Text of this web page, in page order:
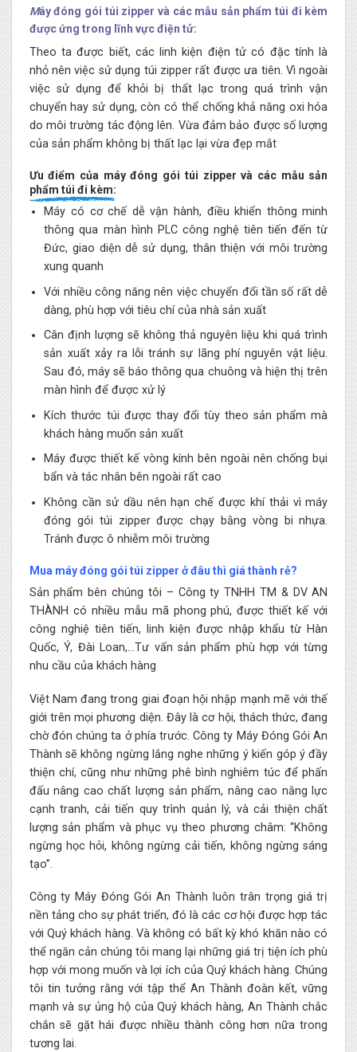
Máy đóng gói túi zipper và các mẫu sản phẩm túi đi kèm
được ứng trong lĩnh vực điện tử:
Theo ta được biết, các linh kiện điện tử có đặc tính là
nhỏ nên việc sử dụng túi zipper rất được ưa tiên. Vì ngoài
việc sử dụng để khỏi bị thất lạc trong quá trình vận
chuyển hay sử dụng, còn có thể chống khả năng oxi hóa
do môi trường tác động lên. Vừa đảm bảo được số lượng
của sản phẩm không bị thất lạc lại vừa đẹp mắt
Ưu điểm của máy đóng gói túi zipper và các mẫu sản
phẩm túi đi kèm:
Máy có cơ chế dễ vận hành, điều khiển thông minh
thông qua màn hình PLC công nghệ tiên tiến đến từ
Đức, giao diện dễ sử dụng, thân thiện với môi trường
xung quanh
Với nhiều công năng nên việc chuyển đổi tần số rất dễ
dàng, phù hợp với tiêu chí của nhà sản xuất
Cân định lượng sẽ không thả nguyên liệu khi quá trình
sản xuất xảy ra lỗi tránh sự lãng phí nguyên vật liệu.
Sau đó, máy sẽ báo thông qua chuông và hiện thị trên
màn hình để được xử lý
Kích thước túi được thay đổi tùy theo sản phẩm mà
khách hàng muốn sản xuất
Máy được thiết kế vòng kính bên ngoài nên chống bụi
bẩn và tác nhân bên ngoài rất cao
Không cần sử dầu nên hạn chế được khí thải vì máy
đóng gói túi zipper được chạy bằng vòng bi nhựa.
Tránh được ô nhiễm môi trường
Mua máy đóng gói túi zipper ở đâu thì giá thành rẻ?
Sản phẩm bên chúng tôi – Công ty TNHH TM & DV AN
THÀNH có nhiều mẫu mã phong phú, được thiết kế với
công nghiệ tiên tiến, linh kiện được nhập khẩu từ Hàn
Quốc, Ý, Đài Loan,…Tư vấn sản phẩm phù hợp với từng
nhu cầu của khách hàng
Việt Nam đang trong giai đoạn hội nhập mạnh mẽ với thế
giới trên mọi phương diện. Đây là cơ hội, thách thức, đang
chờ đón chúng ta ở phía trước. Công ty Máy Đóng Gói An
Thành sẽ không ngừng lắng nghe những ý kiến góp ý đầy
thiện chí, cũng như những phê bình nghiêm túc để phấn
đấu nâng cao chất lượng sản phẩm, nâng cao năng lực
cạnh tranh, cải tiến quy trình quản lý, và cải thiện chất
lượng sản phẩm và phục vụ theo phương châm: “Không
ngừng học hỏi, không ngừng cải tiến, không ngừng sáng
tạo”.
Công ty Máy Đóng Gói An Thành luôn trân trọng giá trị
nền tảng cho sự phát triển, đó là các cơ hội được hợp tác
với Quý khách hàng. Và không có bất kỳ khó khăn nào có
thể ngăn cản chúng tôi mang lại những giá trị tiện ích phù
hợp với mong muốn và lợi ích của Quý khách hàng. Chúng
tôi tin tưởng rằng với tập thể An Thành đoàn kết, vững
mạnh và sự ủng hộ của Quý khách hàng, An Thành chắc
chắn sẽ gặt hái được nhiều thành công hơn nữa trong
tương lai.